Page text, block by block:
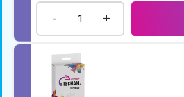
- +